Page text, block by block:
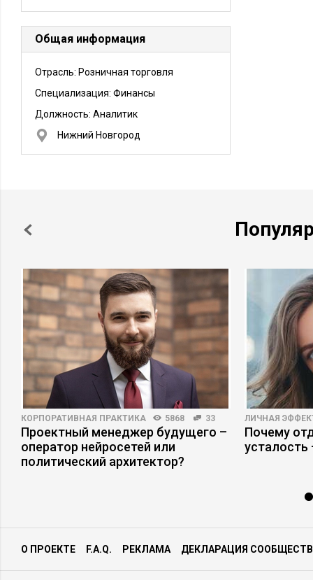
Общая информация
Отрасль: Розничная торговля
Специализация: Финансы
Должность: Аналитик
Нижний Новгород
КОРПОРАТИВНАЯ ПРАКТИКА 5868 33
Проектный менеджер будущего –
оператор нейросетей или
политический архитектор?
ЛИЧНАЯ
Почему
О ПРОЕКТЕ F.A.Q. РЕКЛАМА ДЕКЛАРАЦИЯ